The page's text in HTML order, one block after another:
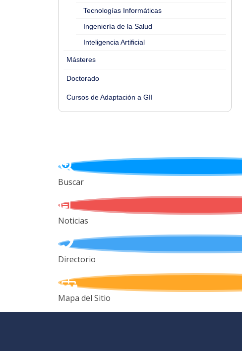
Tecnologías Informáticas
Ingeniería de la Salud
Inteligencia Artificial
Másteres
Doctorado
Cursos de Adaptación a GII
Buscar
Noticias
Directorio
Mapa del Sitio